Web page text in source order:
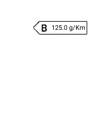
125.0 g/Km